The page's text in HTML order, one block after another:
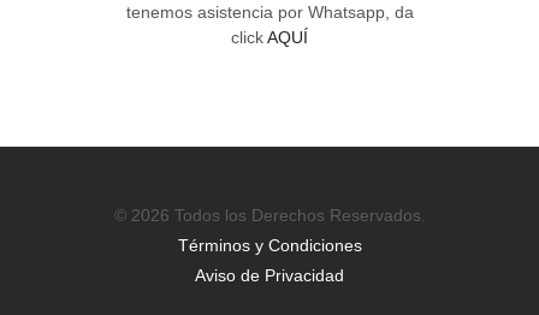
tenemos asistencia por Whatsapp, da
clickAQUÍ
© 2026 Todos los Derechos Reservados.
Términos y Condiciones
Aviso de Privacidad